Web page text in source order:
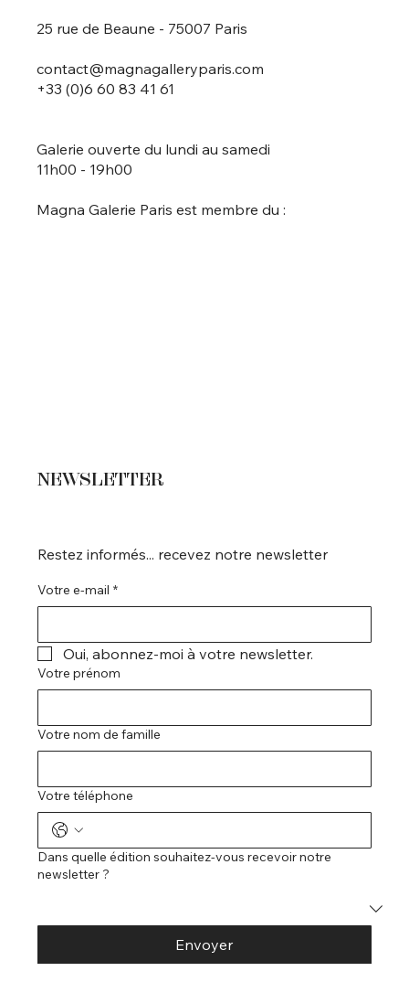
25 rue de Beaune - 75007 Paris
contact@magnagalleryparis.com
+33 (0)6 60 83 41 61
Galerie ouverte du lundi au samedi
11h00 - 19h00
Magna Galerie Paris est membre du :
Restez informés... recevez notre newsletter
Votre e-mail *
Oui, abonnez-moi à votre newsletter.
Votre prénom
Votre nom de famille
Votre téléphone
Dans quelle édition souhaitez-vous recevoir notre
newsletter ?
Envoyer
NEWSLETTER